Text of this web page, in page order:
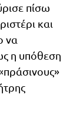
πίσω
και
να
η υπόθεση